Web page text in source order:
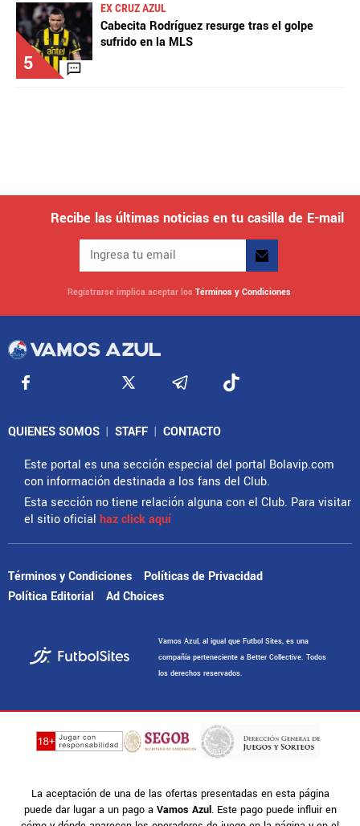
5
EX CRUZ AZUL
Cabecita Rodríguez resurge tras el golpe
sufrido en la MLS
Recibe las últimas noticias en tu casilla de E-mail
Registrarse implica aceptar los Términos y Condiciones
QUIENES SOMOS | STAFF | CONTACTO
Este portal es una sección especial del portal Bolavip.com
con información destinada a los fans del Club.
Esta sección no tiene relación alguna con el Club. Para visitar
el sitio oficial haz click aquí
Términos y Condiciones
Políticas de Privacidad
Política Editorial
Ad Choices
Vamos Azul, al igual que Futbol Sites, es una
compañía perteneciente a Better Collective. Todos
los derechos reservados.
La aceptación de una de las ofertas presentadas en esta página
puede dar lugar a un pago a Vamos Azul. Este pago puede influir en